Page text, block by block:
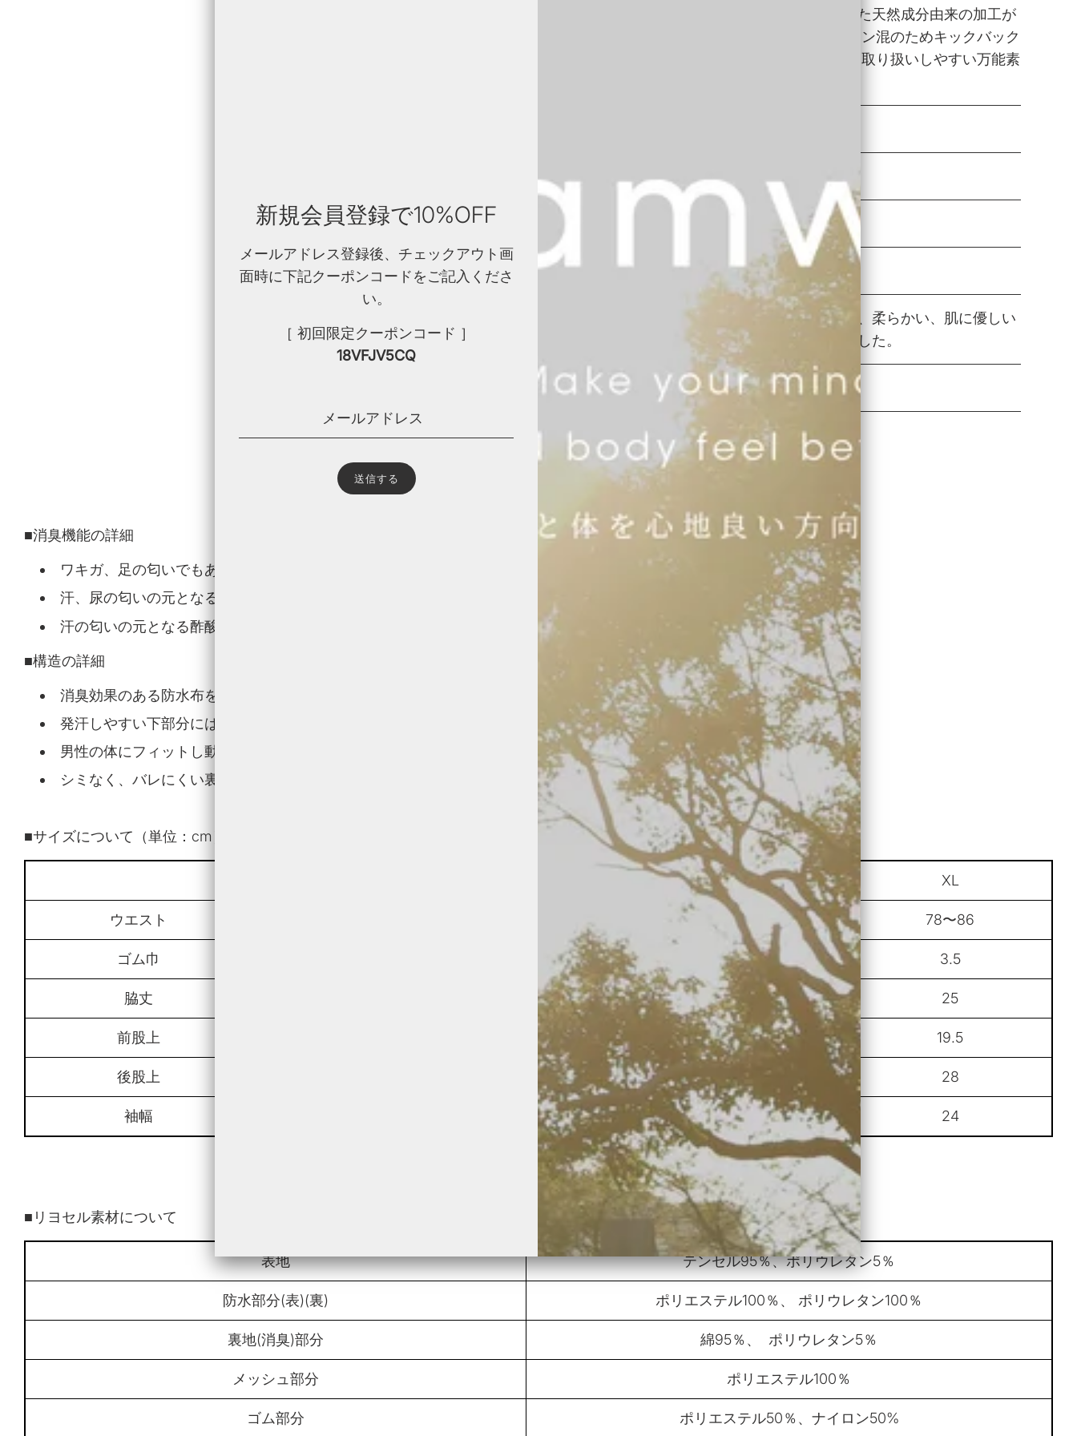
プフルーツの種⼦から抽出した天然成分由来の加⼯が
されております。 ポリウレタン混のためキックバック
も優れ、 ⾃宅で⼿洗い可能な取り扱いしやすい万能素
3層構造だから高機能
染みない防水布加工
ムレにくいメッシュ構造
ウエストのゴムをキメ細かく、柔らかい、肌に優しい
ソフトなタッチに仕上げげました。
made in japan
■消臭機能の詳細
ワキガ、足の匂いでもあるイソ吉草酸を90%カット
汗、尿の匂いの元となるアンモニアを99%カット
汗の匂いの元となる酢酸を97%カット
■構造の詳細
消臭効果のある防水布をフロント部分に使用
発汗しやすい下部分にはメッシュ機構を採用し、さらにムレにくい構造
男性の体にフィットし動きに対して考えられた各シーム
シミなく、バレにくい裏側にスマートスキンを使用
■サイズについて（単位：cm）
L XL
ウエスト 74〜82 78〜86
ゴム巾 3.5 3.5 3.5
脇丈 21.5 23.5 25
前股上 17 18.5 19.5
後股上 26 28
袖幅 22 23 24
■リヨセル素材について
表地 テンセル95％、ポリウレタン5％
防水部分(表)(裏) ポリエステル100％、 ポリウレタン100％
裏地(消臭)部分 綿95％、 ポリウレタン5％
メッシュ部分 ポリエステル100％
ゴム部分 ポリエステル50％、ナイロン50%
新規会員登録で10%OFF
メールアドレス登録後、チェックアウト画
面時に下記クーポンコードをご記入くださ
い。
［ 初回限定クーポンコード ］
18VFJV5CQ